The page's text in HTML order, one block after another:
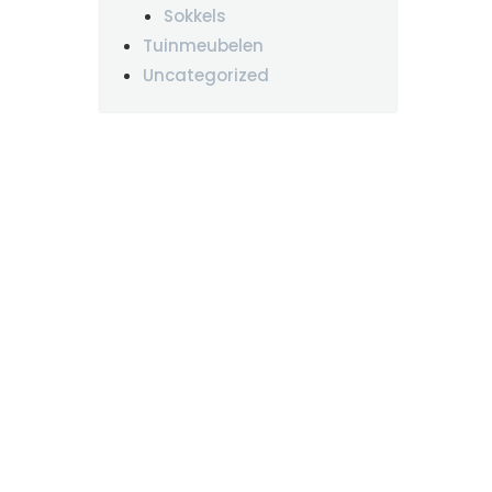
Sokkels
Tuinmeubelen
Uncategorized